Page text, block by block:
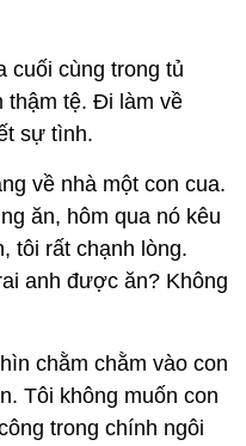
cuối cùng trong tủ
thậm tệ. Đi làm về
sự tình.
về nhà một con cua.
ăn, hôm qua nó kêu
tôi rất chạnh lòng.
anh được ăn? Không
chằm chằm vào con
Tôi không muốn con
trong chính ngôi